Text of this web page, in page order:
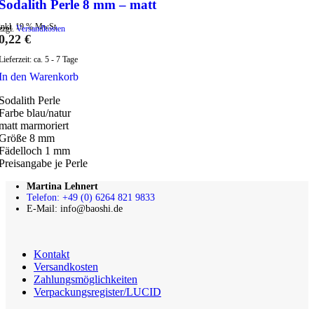
Perle 8 mm – matt
19 % MwSt.
Versandkosten
€
ca. 5 - 7 Tage
den Warenkorb
Perle
blau/natur
marmoriert
8 mm
1 mm
je Perle
Martina Lehnert
Telefon: +49 (0) 6264 821 9833
E-Mail: info@baoshi.de
Kontakt
Versandkosten
Zahlungsmöglichkeiten
Verpackungsregister/LUCID